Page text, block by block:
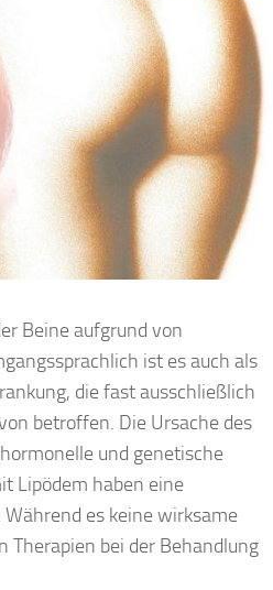
Beine aufgrund von
ist es auch als
die fast ausschließlich
betroffen. Die Ursache des
und genetische
Lipödem haben eine
es keine wirksame
Therapien bei der Behandlung